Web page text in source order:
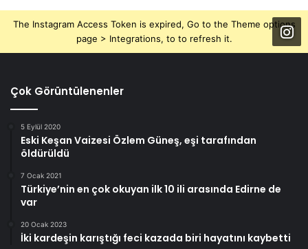
The Instagram Access Token is expired, Go to the Theme options
page > Integrations, to to refresh it.
Çok Görüntülenenler
5 Eylül 2020
Eski Keşan Vaizesi Özlem Güneş, eşi tarafından
öldürüldü
7 Ocak 2021
Türkiye’nin en çok okuyan ilk 10 ili arasında Edirne de
var
20 Ocak 2023
İki kardeşin karıştığı feci kazada biri hayatını kaybetti